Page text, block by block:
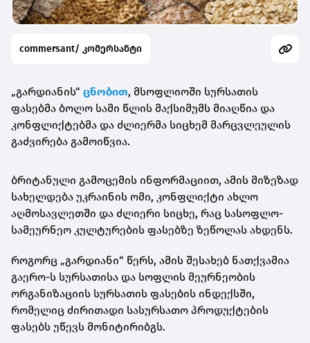
commersant/ კომერსანტი
„გარდიანის“ ცნობით, მსოფლიოში სურსათის
ფასებმა ბოლო სამი წლის მაქსიმუმს მიაღწია და
კონფლიქტებმა და ძლიერმა სიცხემ მარცვლეულის
გაძვირება გამოიწვია.
ბრიტანული გამოცემის ინფორმაციით, ამის მიზეზად
სახელდება უკრაინის ომი, კონფლიქტი ახლო
აღმოსავლეთში და ძლიერი სიცხე, რაც სასოფლო-
სამეურნეო კულტურების ფასებზე ზეწოლას ახდენს.
როგორც „გარდიანი“ წერს, ამის შესახებ ნათქვამია
გაერო-ს სურსათისა და სოფლის მეურნეობის
ორგანიზაციის სურსათის ფასების ინდექსში,
რომელიც ძირითადი სასურსათო პროდუქტების
ფასებს უწევს მონიტირიბგს.